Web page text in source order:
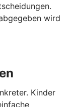
wird
Kinder